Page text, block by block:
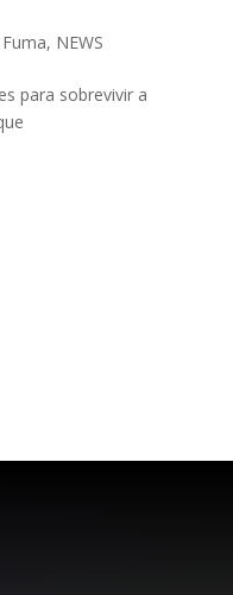
, NEWS
para sobrevivir a